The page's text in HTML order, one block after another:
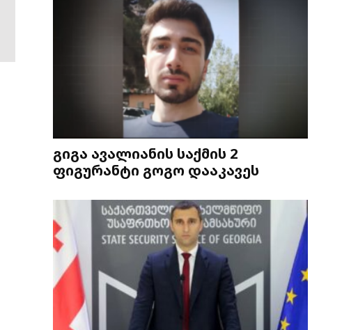
გიგა ავალიანის საქმის 2
ფიგურანტი გოგო დააკავეს